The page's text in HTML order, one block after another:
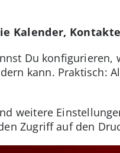
Kalender,
Du
kann. Praktisch:
weitere
Zugriff auf den